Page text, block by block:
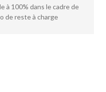
à 100% dans le cadre de
de reste à charge